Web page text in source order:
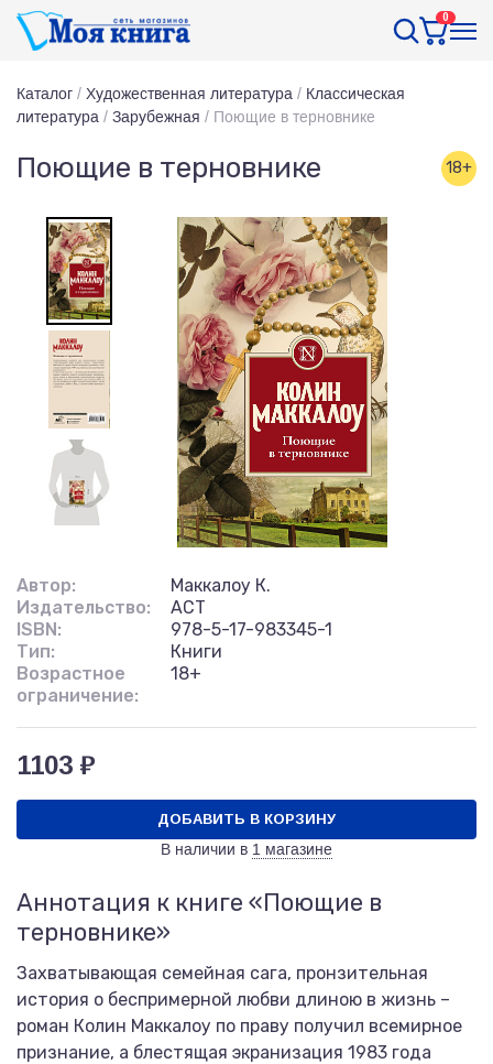
0
Каталог / Художественная литература / Классическая
литература / Зарубежная / Поющие в терновнике
Поющие в терновнике 18+
Автор:
Маккалоу К.
Издательство:
АСТ
ISBN:
978-5-17-983345-1
Тип:
Книги
Возрастное
ограничение:
18+
1103 ₽
ДОБАВИТЬ В КОРЗИНУ
В наличии в 1 магазине
Аннотация к книге «Поющие в
терновнике»
Захватывающая семейная сага, пронзительная
история о беспримерной любви длиною в жизнь –
роман Колин Маккалоу по праву получил всемирное
признание, а блестящая экранизация 1983 года